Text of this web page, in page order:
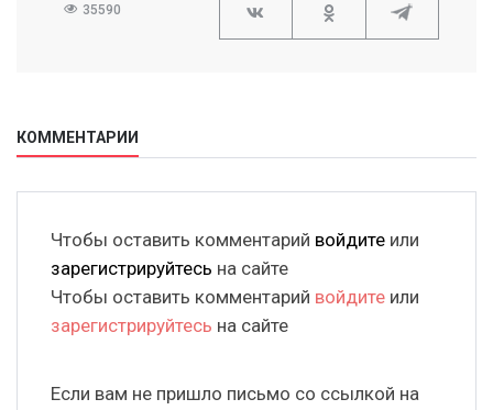
35590
КОММЕНТАРИИ
Чтобы оставить комментарий войдите или
зарегистрируйтесь на сайте
Чтобы оставить комментарий войдите или
зарегистрируйтесь на сайте
Если вам не пришло письмо со ссылкой на